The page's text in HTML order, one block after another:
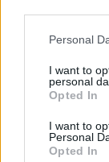
Personal
I want to
personal
Opted In
I want to
Personal
Opted In
αναδιάρθρωσης